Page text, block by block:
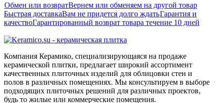
Обмен или возвратВернем или обменяем на другой товар
Быстрая доставкаВам не придется долго ждатьГарантия и
качествоГарантированный возврат товара течение 10 дней
Компания Керамико, специализирующаяся на продаже
керамической плитки, предлагает широкий ассортимент
качественных плиточных изделий для облицовки стен и
полов в различных помещениях. Мы консультируем в выборе
подходящих плиточных решений для различных проектов,
будь то жилые или коммерческие помещения.